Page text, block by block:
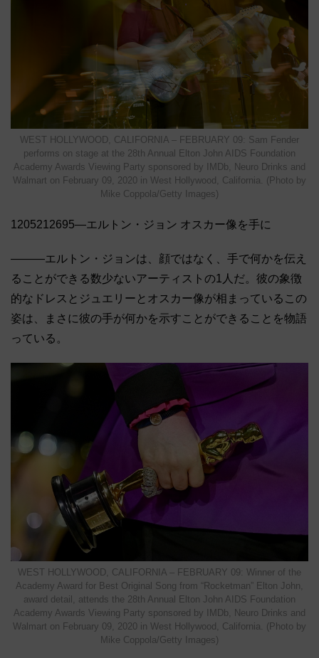
WEST HOLLYWOOD, CALIFORNIA – FEBRUARY 09: Sam Fender
performs on stage at the 28th Annual Elton John AIDS Foundation
Academy Awards Viewing Party sponsored by IMDb, Neuro Drinks and
Walmart on February 09, 2020 in West Hollywood, California. (Photo by
Mike Coppola/Getty Images)
1205212695―エルトン・ジョン オスカー像を手に
―――エルトン・ジョンは、顔ではなく、手で何かを伝え
ることができる数少ないアーティストの1人だ。彼の象徴
的なドレスとジュエリーとオスカー像が相まっているこの
姿は、まさに彼の手が何かを示すことができることを物語
っている。
WEST HOLLYWOOD, CALIFORNIA – FEBRUARY 09: Winner of the
Academy Award for Best Original Song from “Rocketman” Elton John,
award detail, attends the 28th Annual Elton John AIDS Foundation
Academy Awards Viewing Party sponsored by IMDb, Neuro Drinks and
Walmart on February 09, 2020 in West Hollywood, California. (Photo by
Mike Coppola/Getty Images)